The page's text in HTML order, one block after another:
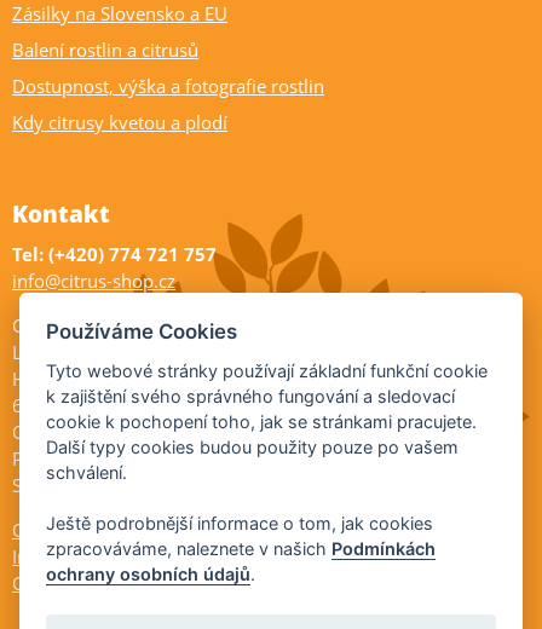
Zásilky na Slovensko a EU
Balení rostlin a citrusů
Dostupnost, výška a fotografie rostlin
Kdy citrusy kvetou a plodí
Kontakt
Tel: (+420) 774 721 757
info@citrus-shop.cz
Citrus shop zahradnictví
Legionářů 2
Hodonín
695 01
Otevřeno:
Po-Pá 9-17
So 9-11:30
Ochrana osobních údajů
Informace ÚKZÚZ
Cookies
Používáme Cookies
Tyto webové stránky používají základní funkční cookie
k zajištění svého správného fungování a sledovací
cookie k pochopení toho, jak se stránkami pracujete.
Další typy cookies budou použity pouze po vašem
schválení.
Ještě podrobnější informace o tom, jak cookies
zpracováváme, naleznete v našich Podmínkách
ochrany osobních údajů.